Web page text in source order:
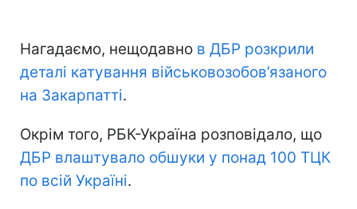
Нагадаємо, нещодавно в ДБР розкрили
деталі катування військовозобов’язаного
на Закарпатті.
Окрім того, РБК-Україна розповідало, що
ДБР влаштувало обшуки у понад 100 ТЦК
по всій Україні.